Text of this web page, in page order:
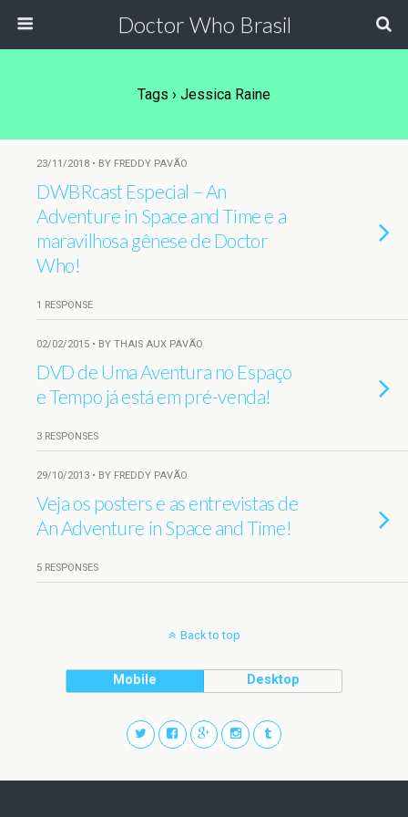
Doctor Who Brasil
Tags › Jessica Raine
23/11/2018 • BY FREDDY PAVÃO
DWBRcast Especial – An
Adventure in Space and Time e a
maravilhosa gênese de Doctor
Who!
1 RESPONSE
02/02/2015 • BY THAIS AUX PAVÃO
DVD de Uma Aventura no Espaço
e Tempo já está em pré-venda!
3 RESPONSES
29/10/2013 • BY FREDDY PAVÃO
Veja os posters e as entrevistas de
An Adventure in Space and Time!
5 RESPONSES
Back to top
Mobile Desktop